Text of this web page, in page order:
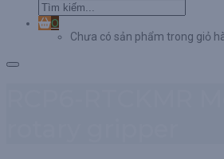
0
Chưa có sản phẩm trong giỏ